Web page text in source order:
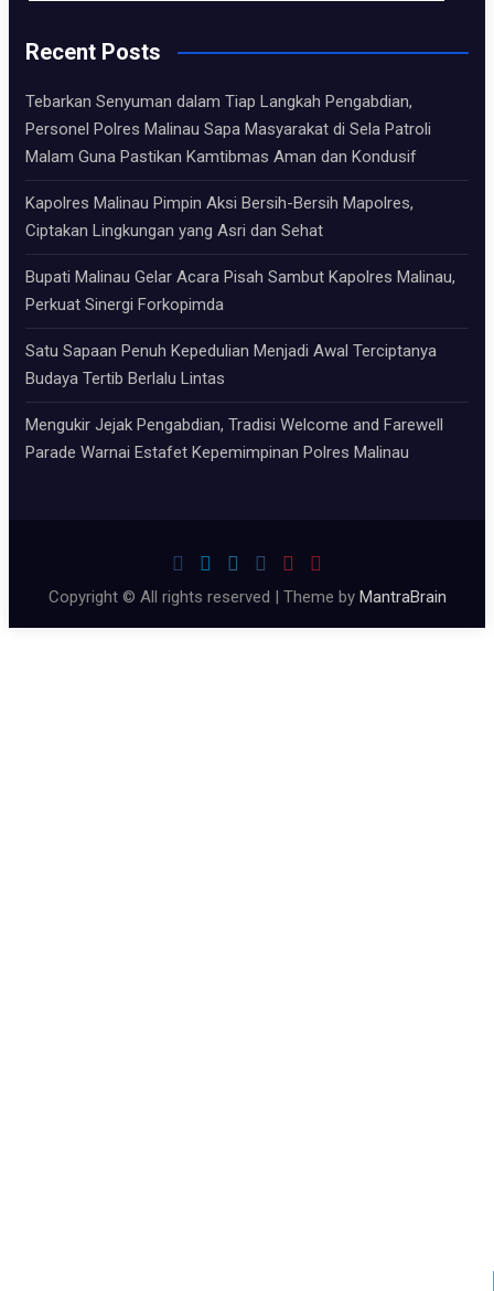
Recent Posts
Tebarkan Senyuman dalam Tiap Langkah Pengabdian,
Personel Polres Malinau Sapa Masyarakat di Sela Patroli
Malam Guna Pastikan Kamtibmas Aman dan Kondusif
Kapolres Malinau Pimpin Aksi Bersih-Bersih Mapolres,
Ciptakan Lingkungan yang Asri dan Sehat
Bupati Malinau Gelar Acara Pisah Sambut Kapolres Malinau,
Perkuat Sinergi Forkopimda
Satu Sapaan Penuh Kepedulian Menjadi Awal Terciptanya
Budaya Tertib Berlalu Lintas
Mengukir Jejak Pengabdian, Tradisi Welcome and Farewell
Parade Warnai Estafet Kepemimpinan Polres Malinau
Copyright © All rights reserved | Theme by MantraBrain